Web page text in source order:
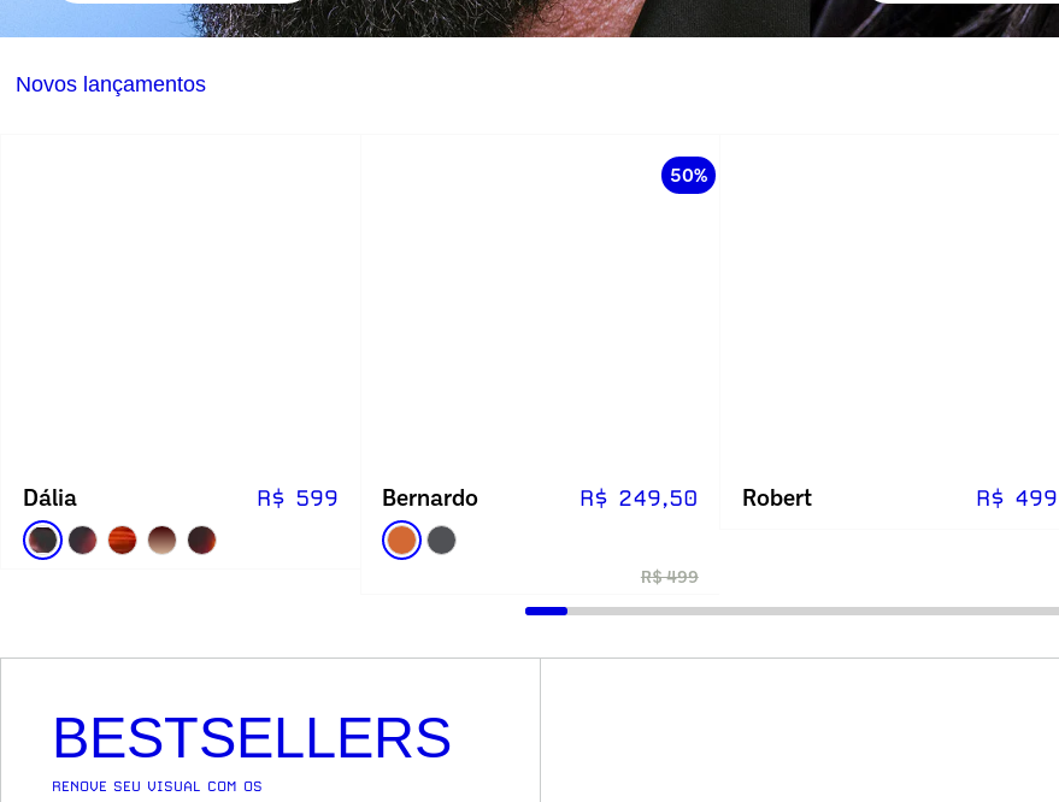
Novos lançamentos
Dália R$ 599
50%
Bernardo R$ 249,50
R$ 499
Robert R$ 499
BESTSELLERS
RENOVE SEU VISUAL COM OS